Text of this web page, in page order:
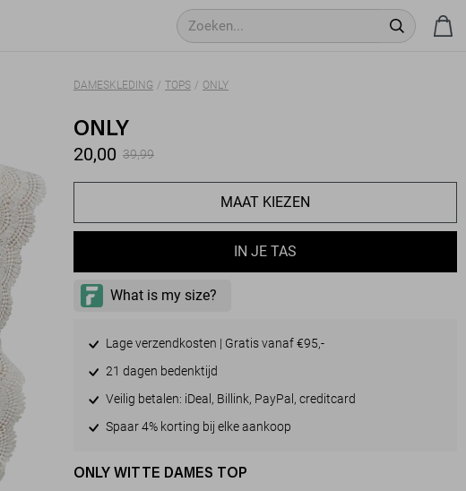
DAMESKLEDING TOPS ONLY
ONLY
20,00 39,99
MAAT KIEZEN
IN JE TAS
Lage verzendkosten | Gratis vanaf €95,-
21 dagen bedenktijd
Veilig betalen: iDeal, Billink, PayPal, creditcard
Spaar 4% korting bij elke aankoop
ONLY WITTE DAMES TOP